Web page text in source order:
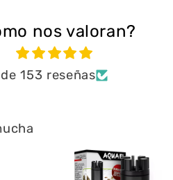
nos valoran?
de 153 reseñas